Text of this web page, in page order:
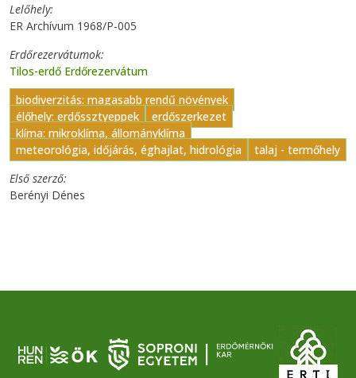
Lelőhely
ER Archívum 1968/P-005
Erdőrezervátumok
Tilos-erdő Erdőrezervátum
biodiverzitás: magasabb rendű növények
élőhely: erdőssztyeppek
erdőszerkezet
klíma: mikroklíma, állományklíma
meteorológia, időjárás, éghajlat, hidrológia
talaj - termőhely
Első szerző
Berényi Dénes